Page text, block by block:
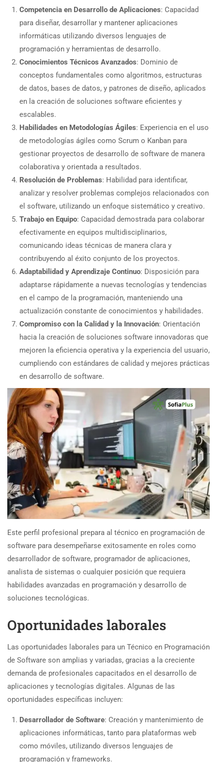
Competencia en Desarrollo de Aplicaciones: Capacidad
para diseñar, desarrollar y mantener aplicaciones
informáticas utilizando diversos lenguajes de
programación y herramientas de desarrollo.
Conocimientos Técnicos Avanzados: Dominio de
conceptos fundamentales como algoritmos, estructuras
de datos, bases de datos, y patrones de diseño, aplicados
en la creación de soluciones software eficientes y
escalables.
Habilidades en Metodologías Ágiles: Experiencia en el uso
de metodologías ágiles como Scrum o Kanban para
gestionar proyectos de desarrollo de software de manera
colaborativa y orientada a resultados.
Resolución de Problemas: Habilidad para identificar,
analizar y resolver problemas complejos relacionados con
el software, utilizando un enfoque sistemático y creativo.
Trabajo en Equipo: Capacidad demostrada para colaborar
efectivamente en equipos multidisciplinarios,
comunicando ideas técnicas de manera clara y
contribuyendo al éxito conjunto de los proyectos.
Adaptabilidad y Aprendizaje Continuo: Disposición para
adaptarse rápidamente a nuevas tecnologías y tendencias
en el campo de la programación, manteniendo una
actualización constante de conocimientos y habilidades.
Compromiso con la Calidad y la Innovación: Orientación
hacia la creación de soluciones software innovadoras que
mejoren la eficiencia operativa y la experiencia del usuario,
cumpliendo con estándares de calidad y mejores prácticas
en desarrollo de software.
Este perfil profesional prepara al técnico en programación de
software para desempeñarse exitosamente en roles como
desarrollador de software, programador de aplicaciones,
analista de sistemas o cualquier posición que requiera
habilidades avanzadas en programación y desarrollo de
soluciones tecnológicas.
Oportunidades laborales
Las oportunidades laborales para un Técnico en Programación
de Software son amplias y variadas, gracias a la creciente
demanda de profesionales capacitados en el desarrollo de
aplicaciones y tecnologías digitales. Algunas de las
oportunidades específicas incluyen:
Desarrollador de Software: Creación y mantenimiento de
aplicaciones informáticas, tanto para plataformas web
como móviles, utilizando diversos lenguajes de
programación y frameworks.